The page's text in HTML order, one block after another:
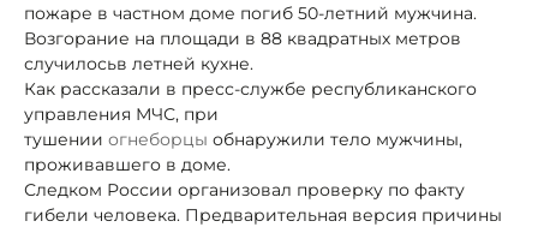
пожаре в частном доме погиб 50-летний мужчина.
Возгорание на площади в 88 квадратных метров
случилосьв летней кухне.
Как рассказали в пресс-службе республиканского
управления МЧС, при
тушении огнеборцы обнаружили тело мужчины,
проживавшего в доме.
Следком России организовал проверку по факту
гибели человека. Предварительная версия причины